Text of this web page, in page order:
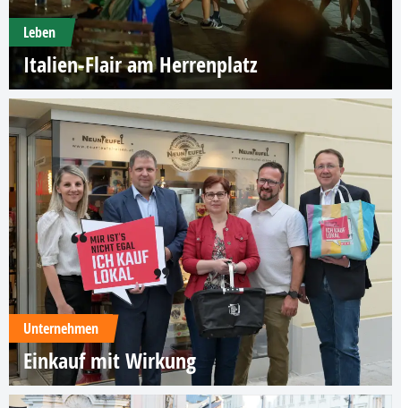
Leben
Italien-Flair am Herrenplatz
Unternehmen
Einkauf mit Wirkung